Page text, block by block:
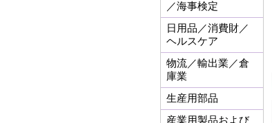
／海事検定
日用品／消費財／
ヘルスケア
物流／輸出業／倉
庫業
生産用部品
産業用製品および